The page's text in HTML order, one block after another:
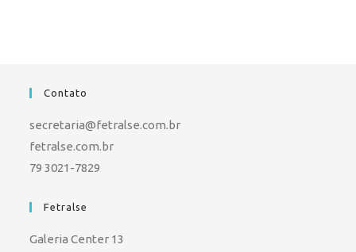
Contato
secretaria@fetralse.com.br
fetralse.com.br
79 3021-7829
Fetralse
Galeria Center 13